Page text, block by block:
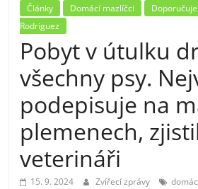
Články Domácí mazlíčci
Rodriguez
Pobyt v útulku
všechny psy.
podepisuje na
plemenech,
veterináři
15. 9. 2024 Zvířecí zprávy